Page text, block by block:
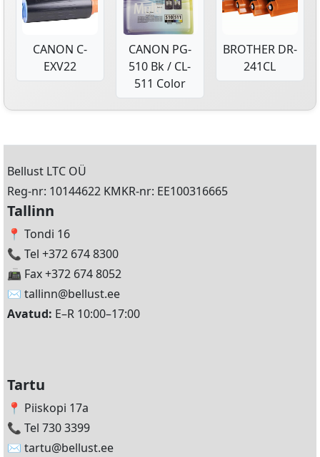
CANON C-
EXV22
CANON PG-
510 Bk / CL-
511 Color
BROTHER DR-
241CL
Bellust LTC OÜ
Reg-nr: 10144622 KMKR-nr: EE100316665
Tallinn
📍 Tondi 16
📞 Tel +372 674 8300
📠 Fax +372 674 8052
✉️ tallinn@bellust.ee
Avatud: E–R 10:00–17:00
Tartu
📍 Piiskopi 17a
📞 Tel 730 3399
✉️ tartu@bellust.ee